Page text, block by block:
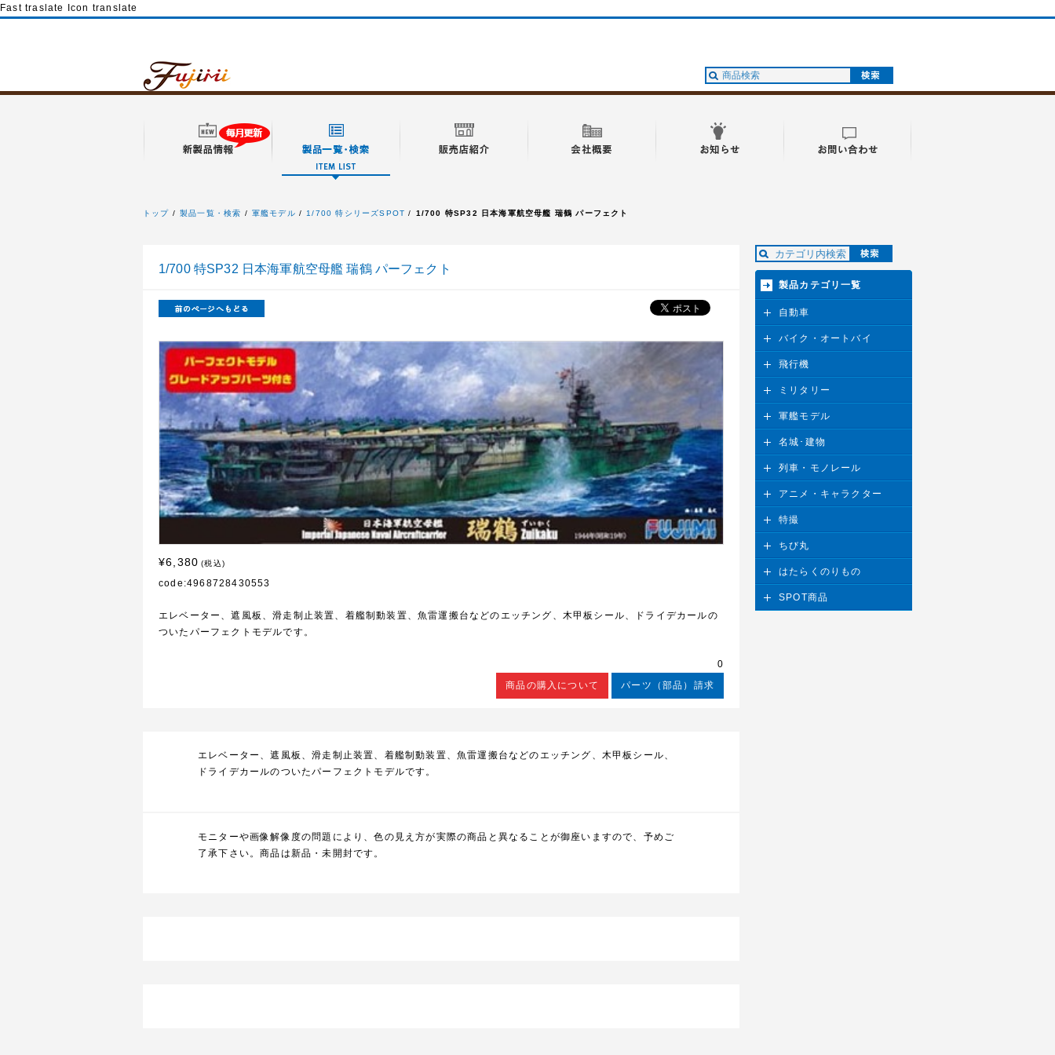
Fast traslate Icon translate
トップ 製品一覧・検索 軍艦モデル 1/700 特シリーズSPOT 1/700 特SP32 日本海軍航空母艦 瑞鶴 パーフェクト
1/700 特SP32 日本海軍航空母艦 瑞鶴 パーフェクト
¥6,380 (税込)
code:4968728430553
エレベーター、遮風板、滑走制止装置、着艦制動装置、魚雷運搬台などのエッチング、木甲板シール、ドライデカールの
ついたパーフェクトモデルです。
商品の購入について パーツ（部品）請求
エレベーター、遮風板、滑走制止装置、着艦制動装置、魚雷運搬台などのエッチング、木甲板シール、
ドライデカールのついたパーフェクトモデルです。
モニターや画像解像度の問題により、色の見え方が実際の商品と異なることが御座いますので、予めご
了承下さい。商品は新品・未開封です。
製品カテゴリ一覧
自動車
バイク・オートバイ
飛行機
ミリタリー
軍艦モデル
名城･建物
列車・モノレール
アニメ・キャラクター
特撮
ちび丸
はたらくのりもの
SPOT商品